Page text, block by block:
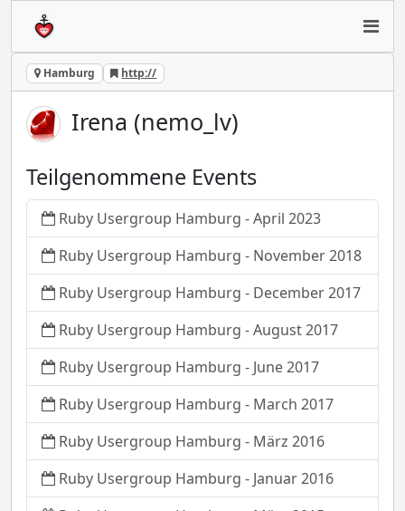
Hamburg http://
Irena (nemo_lv)
Teilgenommene Events
Ruby Usergroup Hamburg - April 2023
Ruby Usergroup Hamburg - November 2018
Ruby Usergroup Hamburg - December 2017
Ruby Usergroup Hamburg - August 2017
Ruby Usergroup Hamburg - June 2017
Ruby Usergroup Hamburg - March 2017
Ruby Usergroup Hamburg - März 2016
Ruby Usergroup Hamburg - Januar 2016